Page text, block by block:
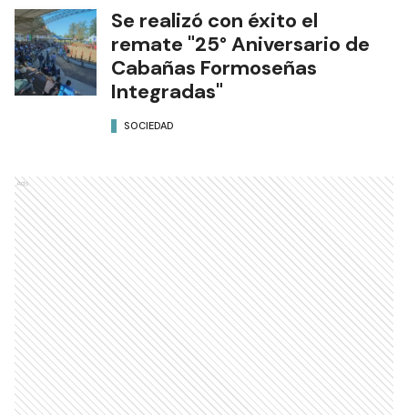
Se realizó con éxito el
remate "25° Aniversario de
Cabañas Formoseñas
Integradas"
SOCIEDAD
Ads